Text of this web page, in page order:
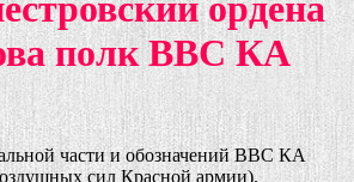
ордена
полк ВВС КА
части и обозначений ВВС КА
сил Красной армии).